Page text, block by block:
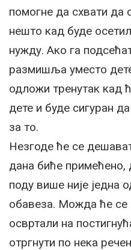
помогне да схвати да
нешто кад буде
нужду. Ако га
размишља уместо
одложи тренутак кад
дете и буде сигуран
за то.
Незгоде ће се
дана биће
поду више није једна
обавеза. Можда ће се
освртали на
отргнути по нека